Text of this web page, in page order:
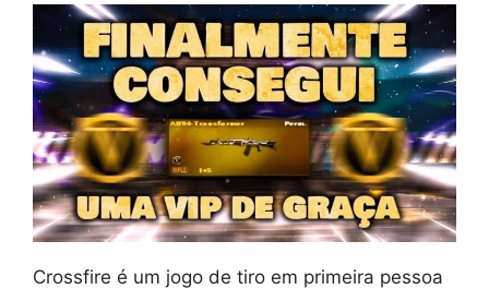
Crossfire é um jogo de tiro em primeira pessoa